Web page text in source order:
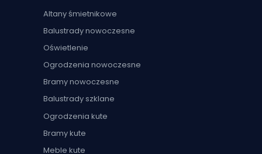
Altany śmietnikowe
Balustrady nowoczesne
Oświetlenie
Ogrodzenia nowoczesne
Bramy nowoczesne
Balustrady szklane
Ogrodzenia kute
Bramy kute
Meble kute